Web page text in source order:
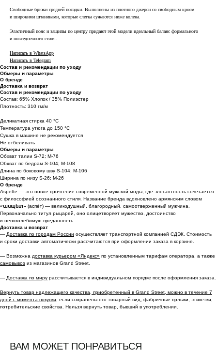
Cвободные брюки средней посадки. Выполнены из плотного джерси со свободным кроем
и широкими штанинами, которые слегка сужаются ниже колена.
Эластичный пояс и защипы по центру придают этой модели идеальный баланс формального
и повседневного стиля.
Написать в WhatsApp
Написать в Telegram
Состав и рекомендации по уходу
Обмеры и параметры
О бренде
Доставка и возврат
Состав и рекомендации по уходу
Состав: 65% Хлопок / 35% Полиэстер
Плотность: 310 гм/м
Деликатная стирка 40 °C
Температура утюга до 150 °C
Сушка в машине не рекомендуется
Не отбеливать
Обмеры и параметры
Обхват талии S-72; M-76
Обхват по бедрам S-104; M-108
Длина по боковому шву S-104; M-106
Ширина по низу S-26; M-26
О бренде
Aspette — это новое прочтение современной мужской моды, где элегантность сочетается
с философией осознанного стиля. Название бренда вдохновлено армянским словом
«ասպետ» (аспéт) — великодушный, благородный, самоотверженный мужчина.
Первоначально титул рыцарей, оно олицетворяет мужество, достоинство
и непоколебимую преданность.
Доставка и возврат
— Доставка по городам России осуществляет транспортной компанией СДЭК. Стоимость
и сроки доставки автоматически рассчитаются при оформлении заказа в корзине.
— Возможна доставка курьером «Яндекс» по установленным тарифам оператора, а также
самовывоз из магазинов Grand Street.
— Доставка по миру рассчитывается в индивидуальном порядке после оформления заказа.
Вернуть товар надлежащего качества, приобретенный в Grand Street, можно в течение 7
дней с момента покупки,
если сохранены его товарный вид, фабричные ярлыки, этикетки,
потребительские свойства. Нельзя вернуть товар, бывший в употреблении.
ВАМ МОЖЕТ ПОНРАВИТЬСЯ